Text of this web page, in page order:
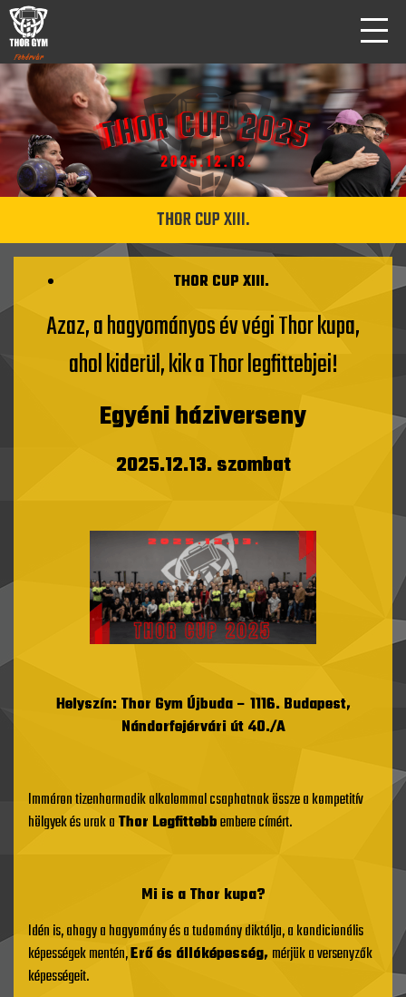
THOR CUP XIII.
THOR CUP XIII.
Azaz, a hagyományos év végi Thor kupa,
ahol kiderül, kik a Thor legfittebjei!
Egyéni háziverseny
2025.12.13. szombat
Helyszín: Thor Gym Újbuda – 1116. Budapest,
Nándorfejérvári út 40./A
Immáron tizenharmadik alkalommal csaphatnak össze a kompetitív
hölgyek és urak aThor Legfittebbembere címért.
Mi is a Thor kupa?
Idén is, ahogy a hagyomány és a tudomány diktálja, a kondicionális
képességek mentén,Erő és állóképesség, mérjük a versenyzők
képességeit.